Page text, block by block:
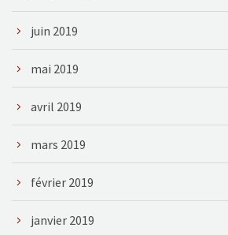
juin 2019
mai 2019
avril 2019
mars 2019
février 2019
janvier 2019